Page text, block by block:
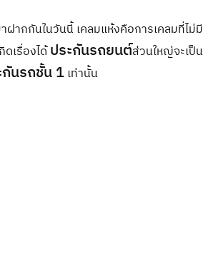
าฝากกันในวันนี้ เคลมแห้งคือการเคลม
เรื่องได้ประกันรถยนต์ส่วนใหญ่จะเป็
นรถชั้น 1เท่านั้น